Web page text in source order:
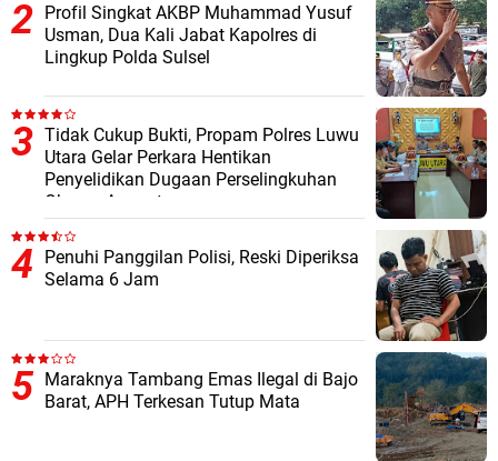
Profil Singkat AKBP Muhammad Yusuf
Usman, Dua Kali Jabat Kapolres di
Lingkup Polda Sulsel
Tidak Cukup Bukti, Propam Polres Luwu
Utara Gelar Perkara Hentikan
Penyelidikan Dugaan Perselingkuhan
Oknum Anggota
Penuhi Panggilan Polisi, Reski Diperiksa
Selama 6 Jam
Maraknya Tambang Emas Ilegal di Bajo
Barat, APH Terkesan Tutup Mata